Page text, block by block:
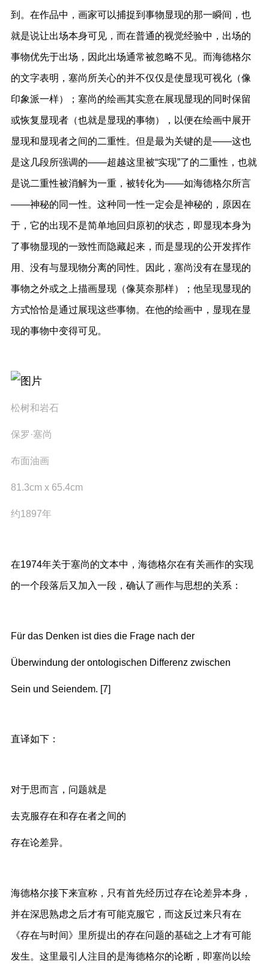
到。在作品中，画家可以捕捉到事物显现的那一瞬间，也
就是说让出场本身可见，而在普通的视觉经验中，出场的
事物优先于出场，因此出场通常被忽略不见。而海德格尔
的文字表明，塞尚所关心的并不仅仅是使显现可视化（像
印象派一样）；塞尚的绘画其实意在展现显现的同时保留
或恢复显现者（也就是显现的事物），以便在绘画中展开
显现和显现者之间的二重性。但是最为关键的是——这也
是这几段所强调的——超越这里被“实现”了的二重性，也就
是说二重性被消解为一重，被转化为——如海德格尔所言
——神秘的同一性。这种同一性一定会是神秘的，原因在
于，它的出现不是简单地回归原初的状态，即显现本身为
了事物显现的一致性而隐藏起来，而是显现的公开发挥作
用、没有与显现物分离的同性。因此，塞尚没有在显现的
事物之外或之上描画显现（像莫奈那样）；他呈现显现的
方式恰恰是通过展现这些事物。在他的绘画中，显现在显
现的事物中变得可见。
松树和岩石
保罗·塞尚
布面油画
81.3cm x 65.4cm
约1897年
在1974年关于塞尚的文本中，海德格尔在有关画作的实现
的一个段落后又加入一段，确认了画作与思想的关系：
Für das Denken ist dies die Frage nach der
Überwindung der ontologischen Differenz zwischen
Sein und Seiendem. [7]
直译如下：
对于思而言，问题就是
去克服存在和存在者之间的
存在论差异。
海德格尔接下来宣称，只有首先经历过存在论差异本身，
并在深思熟虑之后才有可能克服它，而这反过来只有在
《存在与时间》里所提出的存在问题的基础之上才有可能
发生。这里最引人注目的是海德格尔的论断，即塞尚以绘